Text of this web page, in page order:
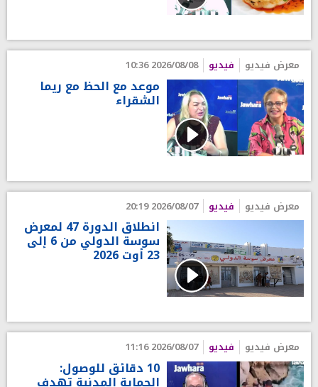
معرض فيديو فيديو 2026/08/08 10:36
موعد مع الحظ مع ريما
الشقراء
معرض فيديو فيديو 2026/08/07 20:19
انطلاق الدورة 47 لمعرض
سوسة الدولي من 6 إلى
23 أوت 2026
معرض فيديو فيديو 2026/08/07 11:16
10 دقائق للوصول:
الحماية المدنية تهدف